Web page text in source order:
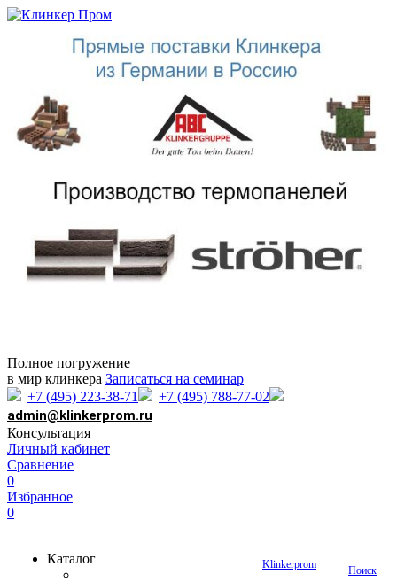
Полное погружение
в мир клинкера Записаться на семинар
+7 (495) 223-38-71
+7 (495) 788-77-02
admin@klinkerprom.ru
Консультация
Личный кабинет
Сравнение
0
Избранное
0
Поиск
Klinkerprom
Каталог